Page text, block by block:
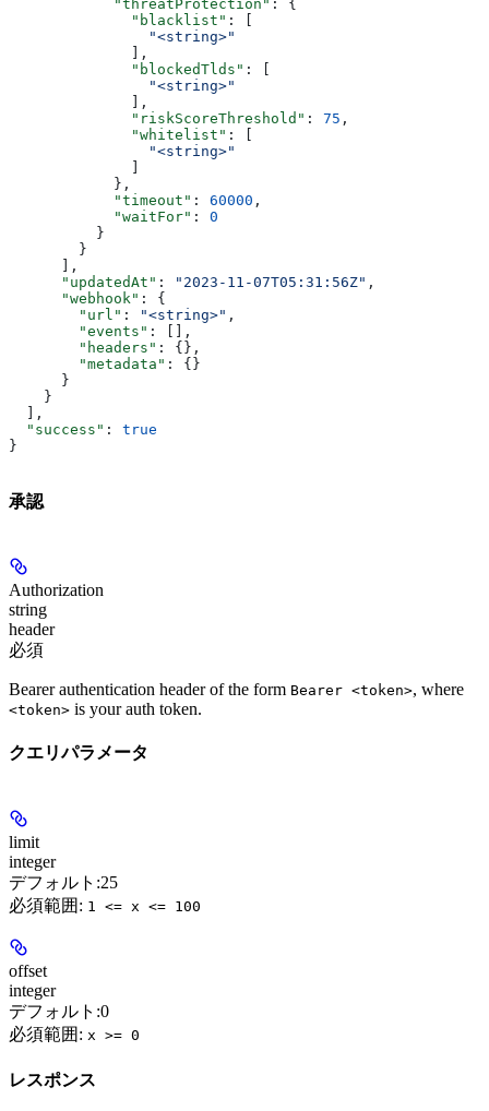
            "threatProtection"
: {
              "blacklist"
: [
                "<string>"
              ],
              "blockedTlds"
: [
                "<string>"
              ],
              "riskScoreThreshold"
: 75 ,
              "whitelist"
: [
                "<string>"
              ]
            },
            "timeout"
: 60000 ,
            "waitFor"
: 0
          }
        }
      ],
      "updatedAt"
: "2023-11-07T05:31:56Z" ,
      "webhook"
: {
        "url"
: "<string>" ,
        "events"
: [],
        "headers"
: {},
        "metadata"
: {}
      }
    }
  ],
  "success"
: true
}
承認
Authorization
string
header
必須
Bearer authentication header of the form Bearer <token>, where
<token> is your auth token.
クエリパラメータ
limit
integer
デフォルト:25
必須範囲 : 1 <= x <= 100
offset
integer
デフォルト:0
必須範囲 : x >= 0
レスポンス